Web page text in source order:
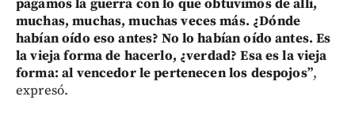
pagamos la guerra con lo que obtuvimos de allí,
muchas, muchas, muchas veces más. ¿Dónde
habían oído eso antes? No lo habían oído antes. Es
la vieja forma de hacerlo, ¿verdad? Esa es la vieja
forma: al vencedor le pertenecen los despojos”,
expresó.